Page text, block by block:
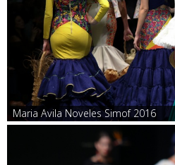
Maria Avila Noveles Simof 2016